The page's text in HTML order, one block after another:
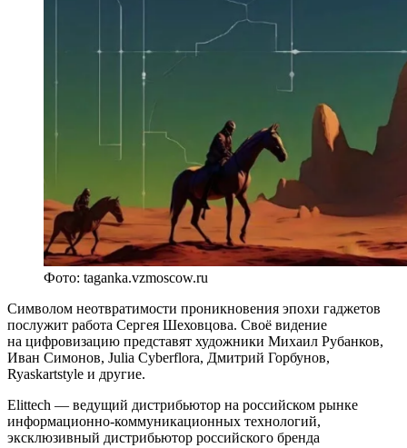
Фото: taganka.vzmoscow.ru
Символом неотвратимости проникновения эпохи гаджетов
послужит работа Сергея Шеховцова. Своё видение
на цифровизацию представят художники Михаил Рубанков,
Иван Симонов, Julia Cyberflora, Дмитрий Горбунов,
Ryaskartstyle и другие.
Elittech — ведущий дистрибьютор на российском рынке
информационно-коммуникационных технологий,
эксклюзивный дистрибьютор российского бренда